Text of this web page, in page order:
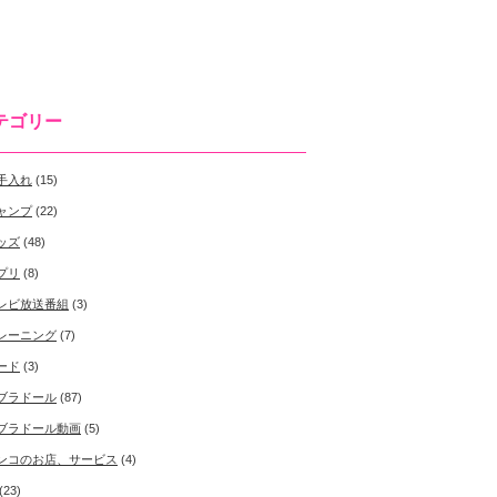
ゴリー
入れ (15)
ンプ(22)
ズ (48)
リ (8)
ビ放送番組 (3)
ーニング (7)
ド (3)
ラドール (87)
ラドール動画 (5)
コのお店、サービス (4)